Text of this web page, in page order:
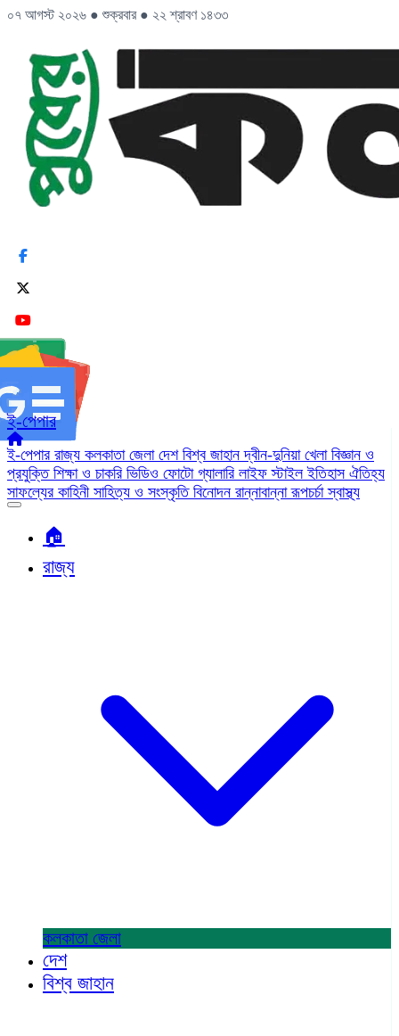
০৭ আগস্ট ২০২৬ ● শুক্রবার ● ২২ শ্রাবণ ১৪৩৩
ই-পেপার
ই-পেপার রাজ্য কলকাতা জেলা দেশ বিশ্ব জাহানদ্বীন-দুনিয়া খেলা বিজ্ঞান ও
প্রযুক্তি শিক্ষা ও চাকরি ভিডিও ফোটো গ্যালারি লাইফ স্টাইলইতিহাস ঐতিহ্য
সাফল্যের কাহিনী সাহিত্য ও সংস্কৃতি বিনোদন রান্নাবান্নারূপচর্চাস্বাস্থ্য
🏠︎
রাজ্য
কলকাতা জেলা
দেশ
বিশ্ব জাহান